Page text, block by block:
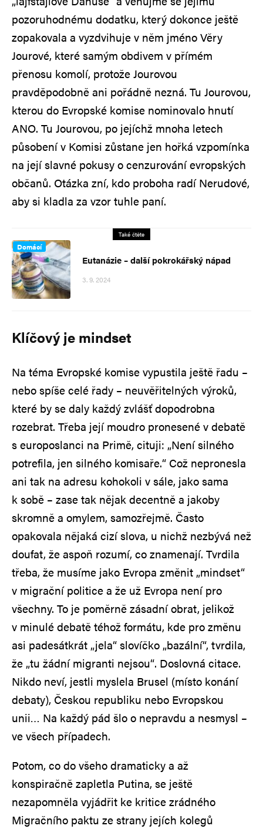
pozoruhodnému dodatku, který dokonce ještě
zopakovala a vyzdvihuje v něm jméno Věry
Jourové, které samým obdivem v přímém
přenosu komolí, protože Jourovou
pravděpodobně ani pořádně nezná. Tu Jourovou,
kterou do Evropské komise nominovalo hnutí
ANO. Tu Jourovou, po jejíchž mnoha letech
působení v Komisi zůstane jen hořká vzpomínka
na její slavné pokusy o cenzurování evropských
občanů. Otázka zní, kdo proboha radí Nerudové,
aby si kladla za vzor tuhle paní.
Také čtěte
Domácí
Eutanázie – další pokrokářský nápad
3. 9. 2024
Klíčový je mindset
Na téma Evropské komise vypustila ještě řadu –
nebo spíše celé řady – neuvěřitelných výroků,
které by se daly každý zvlášť dopodrobna
rozebrat. Třeba její moudro pronesené v debatě
s europoslanci na Primě, cituji: „Není silného
potrefila, jen silného komisaře.“ Což nepronesla
ani tak na adresu kohokoli v sále, jako sama
k sobě – zase tak nějak decentně a jakoby
skromně a omylem, samozřejmě. Často
opakovala nějaká cizí slova, u nichž nezbývá než
doufat, že aspoň rozumí, co znamenají. Tvrdila
třeba, že musíme jako Evropa změnit „mindset“
v migrační politice a že už Evropa není pro
všechny. To je poměrně zásadní obrat, jelikož
v minulé debatě téhož formátu, kde pro změnu
asi padesátkrát „jela“ slovíčko „bazální“, tvrdila,
že „tu žádní migranti nejsou“. Doslovná citace.
Nikdo neví, jestli myslela Brusel (místo konání
debaty), Českou republiku nebo Evropskou
unii… Na každý pád šlo o nepravdu a nesmysl –
ve všech případech.
Potom, co do všeho dramaticky a až
konspiračně zapletla Putina, se ještě
nezapomněla vyjádřit ke kritice zrádného
Migračního paktu ze strany jejích kolegů